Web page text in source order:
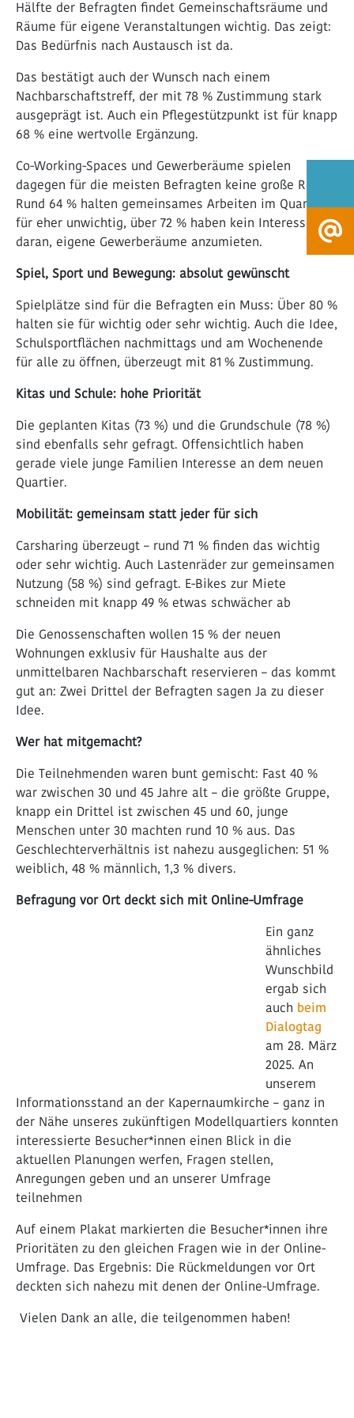
Hälfte der Befragten findet Gemeinschaftsräume und
Räume für eigene Veranstaltungen wichtig. Das zeigt:
Das Bedürfnis nach Austausch ist da.
Das bestätigt auch der Wunsch nach einem
Nachbarschaftstreff, der mit 78 % Zustimmung stark
ausgeprägt ist. Auch ein Pflegestützpunkt ist für knapp
68 % eine wertvolle Ergänzung.
Co-Working-Spaces und Gewerberäume spielen
dagegen für die meisten Befragten keine große Rolle.
Rund 64 % halten gemeinsames Arbeiten im Quartier
für eher unwichtig, über 72 % haben kein Interesse
daran, eigene Gewerberäume anzumieten.
Spiel, Sport und Bewegung: absolut gewünscht
Spielplätze sind für die Befragten ein Muss: Über 80 %
halten sie für wichtig oder sehr wichtig. Auch die Idee,
Schulsportflächen nachmittags und am Wochenende
für alle zu öffnen, überzeugt mit 81 % Zustimmung.
Kitas und Schule: hohe Priorität
Die geplanten Kitas (73 %) und die Grundschule (78 %)
sind ebenfalls sehr gefragt. Offensichtlich haben
gerade viele junge Familien Interesse an dem neuen
Quartier.
Mobilität: gemeinsam statt jeder für sich
Carsharing überzeugt – rund 71 % finden das wichtig
oder sehr wichtig. Auch Lastenräder zur gemeinsamen
Nutzung (58 %) sind gefragt. E-Bikes zur Miete
schneiden mit knapp 49 % etwas schwächer ab
Die Genossenschaften wollen 15 % der neuen
Wohnungen exklusiv für Haushalte aus der
unmittelbaren Nachbarschaft reservieren – das kommt
gut an: Zwei Drittel der Befragten sagen Ja zu dieser
Idee.
Wer hat mitgemacht?
Die Teilnehmenden waren bunt gemischt: Fast 40 %
war zwischen 30 und 45 Jahre alt – die größte Gruppe,
knapp ein Drittel ist zwischen 45 und 60, junge
Menschen unter 30 machten rund 10 % aus. Das
Geschlechterverhältnis ist nahezu ausgeglichen: 51 %
weiblich, 48 % männlich, 1,3 % divers.
Befragung vor Ort deckt sich mit Online-Umfrage
Ein ganz
ähnliches
Wunschbild
ergab sich
auch beim
Dialogtag
am 28. März
2025. An
unserem
Informationsstand an der Kapernaumkirche – ganz in
der Nähe unseres zukünftigen Modellquartiers konnten
interessierte Besucher*innen einen Blick in die
aktuellen Planungen werfen, Fragen stellen,
Anregungen geben und an unserer Umfrage
teilnehmen
Auf einem Plakat markierten die Besucher*innen ihre
Prioritäten zu den gleichen Fragen wie in der Online-
Umfrage. Das Ergebnis: Die Rückmeldungen vor Ort
deckten sich nahezu mit denen der Online-Umfrage.
Vielen Dank an alle, die teilgenommen haben!